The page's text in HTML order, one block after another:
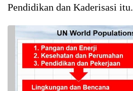
Pendidikan dan Kaderisasi itu.